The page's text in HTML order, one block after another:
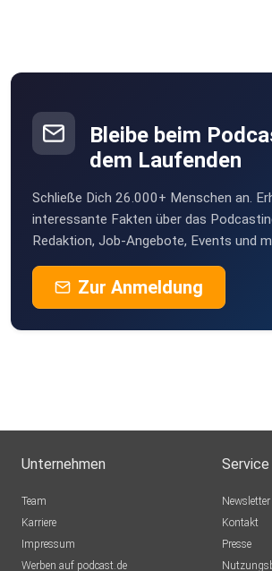
Bleibe beim
dem Laufenden
Schließe Dich 26.000+ Menschen an.
interessante Fakten über das
Redaktion, Job-Angebote, Events und
Zur Anmeldung
Unternehmen
Team
Karriere
Impressum
Werben auf podcast.de
Service
Newsletter
Kontakt
Presse